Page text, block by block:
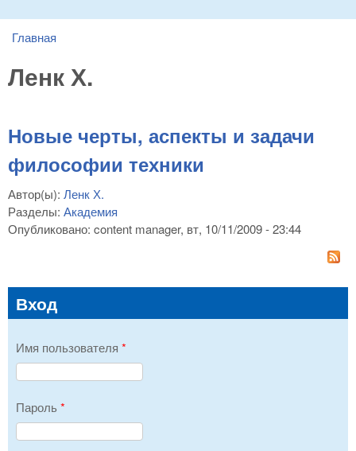
You are here
Главная
Ленк Х.
Новые черты, аспекты и задачи
философии техники
Автор(ы): Ленк Х.
Разделы: Академия
Опубликовано: content manager, вт, 10/11/2009 - 23:44
Вход
Имя пользователя *
Пароль *